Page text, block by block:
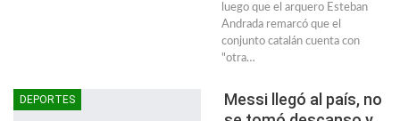
luego que el arquero Esteban
Andrada remarcó que el
conjunto catalán cuenta con
"otra…
DEPORTES
Messi llegó al país, no